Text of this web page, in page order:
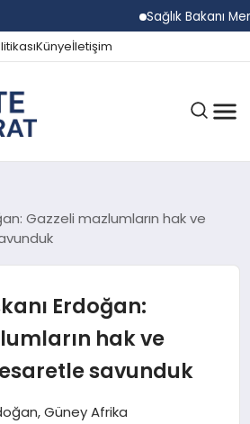
Sağlık Bakanı
Künyeİletişim
Gazzeli mazlumların hak ve
Erdoğan:
hak ve
savunduk
Güney Afrika